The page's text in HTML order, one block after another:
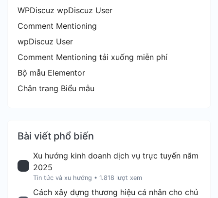
WPDiscuz wpDiscuz User
Comment Mentioning
wpDiscuz User
Comment Mentioning tải xuống miễn phí
Bộ mẫu Elementor
Chân trang Biểu mẫu
Bài viết phổ biến
Xu hướng kinh doanh dịch vụ trực tuyến năm
2025
Tin tức và xu hướng • 1.818 lượt xem
Cách xây dựng thương hiệu cá nhân cho chủ